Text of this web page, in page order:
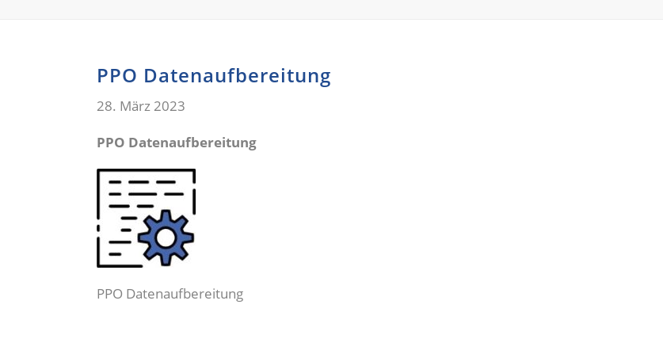
PPO Datenaufbereitung
28. März 2023
PPO Datenaufbereitung
PPO Datenaufbereitung